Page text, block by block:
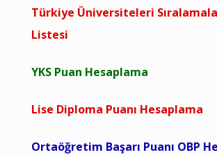
Türkiye Üniversiteleri
Listesi
YKS Puan Hesaplama
Lise Diploma Puanı Hesaplama
Ortaöğretim Başarı Puanı OBP